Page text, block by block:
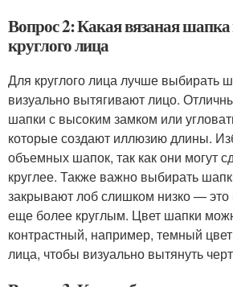
Вопрос 2: Какая вязаная шапка
круглого лица
Для круглого лица лучше выбирать
визуально вытягивают лицо.
шапки с высоким замком или
которые создают иллюзию длины.
объемных шапок, так как они могут
круглее. Также важно выбирать
закрывают лоб слишком низко — это
еще более круглым. Цвет шапки
контрастный, например, темный
лица, чтобы визуально вытянуть